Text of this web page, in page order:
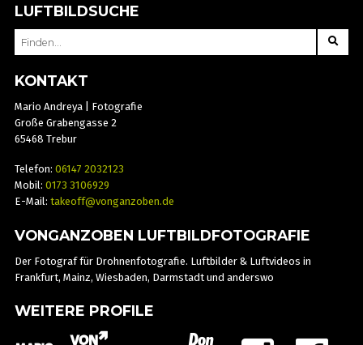
LUFTBILDSUCHE
SEARCH
KONTAKT
Mario Andreya | Fotografie
Große Grabengasse 2
65468 Trebur
Telefon: 06147 2032123
Mobil: 0173 3106929
E-Mail: takeoff@vonganzoben.de
VONGANZOBEN LUFTBILDFOTOGRAFIE
Der Fotograf für Drohnenfotografie. Luftbilder & Luftvideos in
Frankfurt, Mainz, Wiesbaden, Darmstadt und anderswo
WEITERE PROFILE